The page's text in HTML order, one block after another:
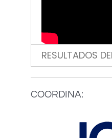
RESULTADOS
COORDINA: